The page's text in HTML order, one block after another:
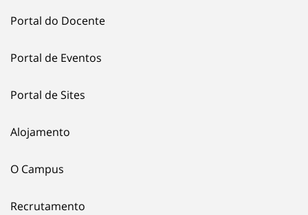
Portal do Docente
Portal de Eventos
Portal de Sites
Alojamento
O Campus
Recrutamento